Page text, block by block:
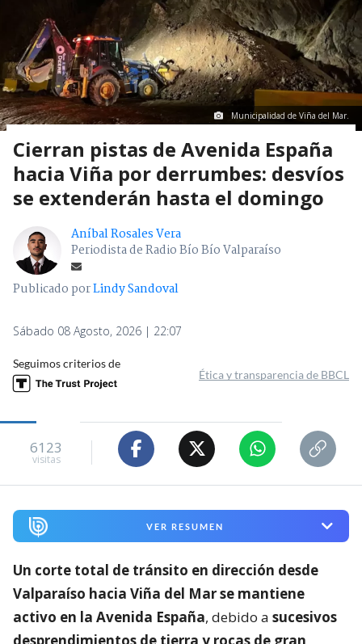
Municipalidad de Viña del Mar.
Cierran pistas de Avenida España
hacia Viña por derrumbes: desvíos
se extenderán hasta el domingo
Aníbal Rosales Vera
Periodista de Radio Bío Bío Valparaíso
Publicado porLindy Sandoval
Sábado 08 Agosto, 2026 | 22:07
Seguimos criterios de
Ética y transparencia de BBCL
6123
visitas
VER RESUMEN
Un corte total de tránsito en dirección desde
Valparaíso hacia Viña del Mar se mantiene
activo en la Avenida España, debido a sucesivos